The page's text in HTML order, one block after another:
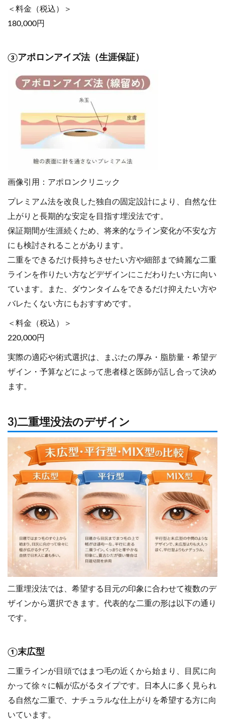
＜料金（税込）＞
180,000円
③アポロンアイズ法（生涯保証）
画像引用：アポロンクリニック
プレミアム法を改良した独自の固定設計により、自然な仕
上がりと長期的な安定を目指す埋没法です。
保証期間が生涯続くため、将来的なライン変化が不安な方
にも検討されることがあります。
二重をできるだけ長持ちさせたい方や細部まで綺麗な二重
ラインを作りたい方などデザインにこだわりたい方に向い
ています。また、ダウンタイムをできるだけ抑えたい方や
バレたくない方にもおすすめです。
＜料金（税込）＞
220,000円
実際の適応や術式選択は、まぶたの厚み・脂肪量・希望デ
ザイン・予算などによって患者様と医師が話し合って決め
ます。
3)二重埋没法のデザイン
二重埋没法では、希望する目元の印象に合わせて複数のデ
ザインから選択できます。代表的な二重の形は以下の通り
です。
①末広型
二重ラインが目頭ではまつ毛の近くから始まり、目尻に向
かって徐々に幅が広がるタイプです。日本人に多く見られ
る自然な二重で、ナチュラルな仕上がりを希望する方に向
いています。